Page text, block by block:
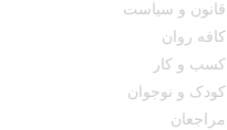
قانون و سیاست
کافه روان
کسب و کار
کودک و نوجوان
مراجعان